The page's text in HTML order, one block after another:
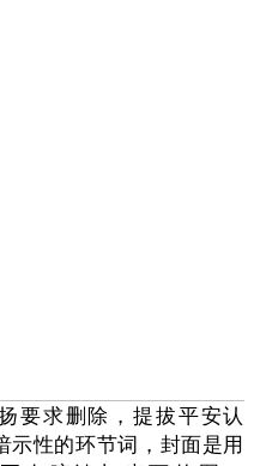
要求删除，提拔平安认
示性的环节词，封面是用